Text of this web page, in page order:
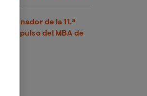
ganador de la 11.ª
Impulso del MBA de